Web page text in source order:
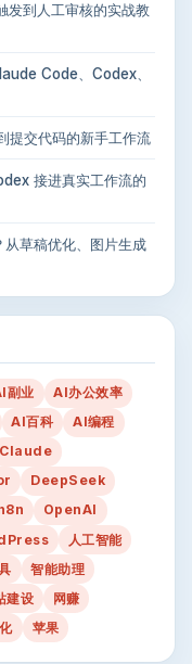
到人工审核的实战教
Code、Codex、
提交代码的新手工作流
接进真实工作流的
草稿优化、图片生成
副业
AI办公效率
AI百科
AI编程
Claude
DeepSeek
OpenAI
人工智能
智能助理
建设
网赚
苹果